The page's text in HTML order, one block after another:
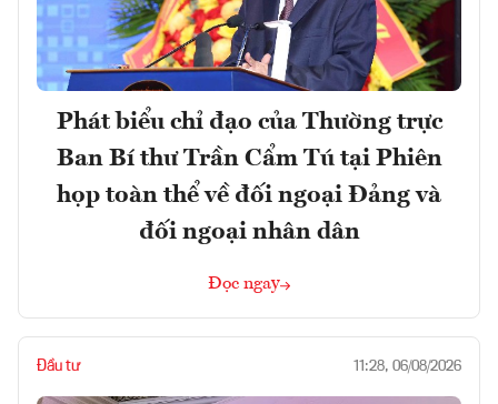
Phát biểu chỉ đạo của Thường trực
Ban Bí thư Trần Cẩm Tú tại Phiên
họp toàn thể về đối ngoại Đảng và
đối ngoại nhân dân
Đọc ngay
Đầu tư 11:28, 06/08/2026